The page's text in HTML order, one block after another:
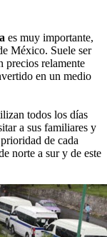
es muy importante,
México. Suele ser
precios relamente
en un medio
todos los días
a sus familiares y
de cada
norte a sur y de este